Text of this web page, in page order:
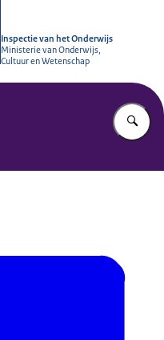
Inspectie van het Onderwijs
Ministerie van Onderwijs,
Cultuur en Wetenschap